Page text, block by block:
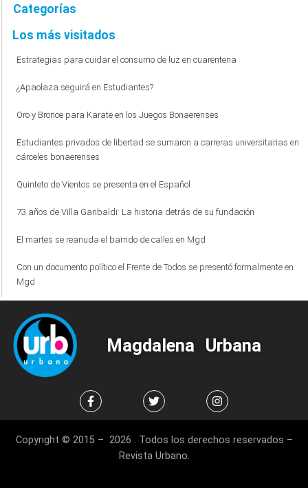
Categorías
Los más visitados
Estrategias para cuidar el consumo de luz en cuarentena
¿Apaolaza seguirá en Estudiantes?
Oro y Bronce para Karate en los Juegos Bonaerenses
Estudiantes privados de libertad se sumaron a carreras universitarias en
cárceles bonaerenses
Quinteto de Vientos se presenta en el Español
73 años de Villa Garibaldi: La historia detrás de su fundación
El martes se reanuda el barrido de calles en Mgd
Con un documento político el Frente de Todos se presentó formalmente en
Mgd
Magdalena Urbana
Copyright © 2015 – 2026 . Todos los derechos reservados –
Revista Urbano.